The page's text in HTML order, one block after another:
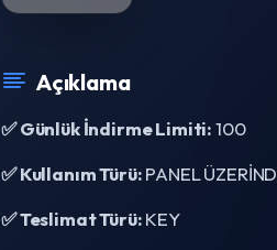
Açıklama
✅ Günlük İndirme Limiti:100
✅ Kullanım Türü:PANEL
✅ Teslimat Türü:KEY